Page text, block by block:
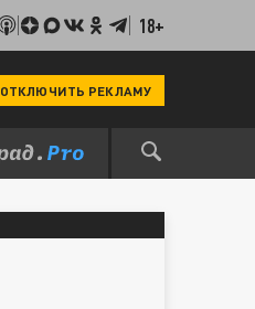
18+
ОТКЛЮЧИТЬ РЕКЛАМУ